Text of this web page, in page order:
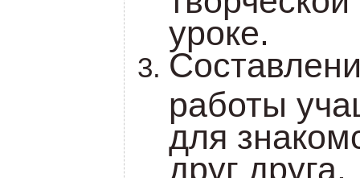
уроке.
работы
для
друг друга.